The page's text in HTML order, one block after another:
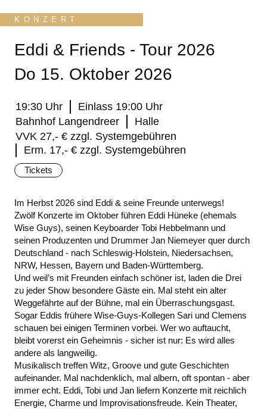
KONZERT
Eddi & Friends - Tour 2026
Do 15. Oktober 2026
19:30 Uhr
Einlass 19:00 Uhr
Bahnhof Langendreer
Halle
VVK 27,- € zzgl. Systemgebühren
Erm. 17,- € zzgl. Systemgebühren
Tickets
Im Herbst 2026 sind Eddi & seine Freunde unterwegs!
Zwölf Konzerte im Oktober führen Eddi Hüneke (ehemals
Wise Guys), seinen Keyboarder Tobi Hebbelmann und
seinen Produzenten und Drummer Jan Niemeyer quer durch
Deutschland - nach Schleswig-Holstein, Niedersachsen,
NRW, Hessen, Bayern und Baden-Württemberg.
Und weil’s mit Freunden einfach schöner ist, laden die Drei
zu jeder Show besondere Gäste ein. Mal steht ein alter
Weggefährte auf der Bühne, mal ein Überraschungsgast.
Sogar Eddis frühere Wise-Guys-Kollegen Sari und Clemens
schauen bei einigen Terminen vorbei. Wer wo auftaucht,
bleibt vorerst ein Geheimnis - sicher ist nur: Es wird alles
andere als langweilig.
Musikalisch treffen Witz, Groove und gute Geschichten
aufeinander. Mal nachdenklich, mal albern, oft spontan - aber
immer echt. Eddi, Tobi und Jan liefern Konzerte mit reichlich
Energie, Charme und Improvisationsfreude. Kein Theater,